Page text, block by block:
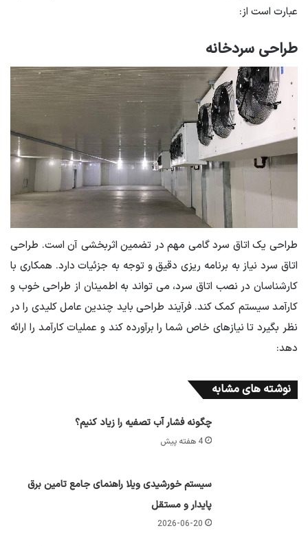
عبارت است از:
طراحی سردخانه
طراحی یک اتاق سرد گامی مهم در تضمین اثربخشی آن است. طراحی
اتاق سرد نیاز به برنامه ریزی دقیق و توجه به جزئیات دارد. همکاری با
کارشناسان در نصب اتاق سرد، می تواند به اطمینان از طراحی خوب و
کارآمد سیستم کمک کند. فرآیند طراحی باید چندین عامل کلیدی را در
نظر بگیرد تا نیازهای خاص شما را برآورده کند و عملیات کارآمد را ارائه
دهد:
نوشته های مشابه
چگونه فشار آب تصفیه را زیاد کنیم؟
4 هفته پیش
سیستم خورشیدی ویلا راهنمای جامع تامین برق
پایدار و مستقل
2026-06-20